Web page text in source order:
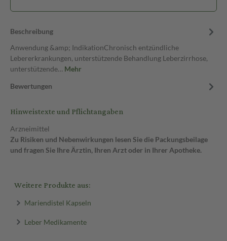
Beschreibung
Anwendung &amp; IndikationChronisch entzündliche
Lebererkrankungen, unterstützende Behandlung Leberzirrhose,
unterstützende… Mehr
Bewertungen
Hinweistexte und Pflichtangaben
Arzneimittel
Zu Risiken und Nebenwirkungen lesen Sie die Packungsbeilage
und fragen Sie Ihre Ärztin, Ihren Arzt oder in Ihrer Apotheke.
Weitere Produkte aus:
Mariendistel Kapseln
Leber Medikamente